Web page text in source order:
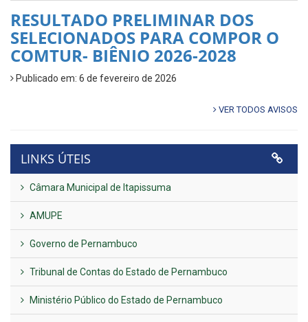
RESULTADO PRELIMINAR DOS
SELECIONADOS PARA COMPOR O
COMTUR- BIÊNIO 2026-2028
Publicado em: 6 de fevereiro de 2026
VER TODOS AVISOS
LINKS ÚTEIS
Câmara Municipal de Itapissuma
AMUPE
Governo de Pernambuco
Tribunal de Contas do Estado de Pernambuco
Ministério Público do Estado de Pernambuco